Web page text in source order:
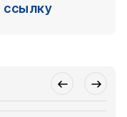
ссылку